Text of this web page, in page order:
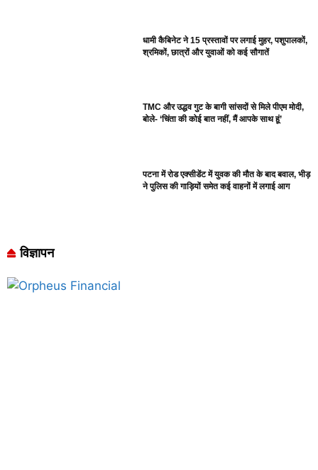
धामी कैबिनेट ने 15 प्रस्तावों पर लगाई मुहर, पशुपालकों,
श्रमिकों, छात्रों और युवाओं को कई सौगातें
TMC और उद्धव गुट के बागी सांसदों से मिले पीएम मोदी,
बोले- ‘चिंता की कोई बात नहीं, मैं आपके साथ हूं’
पटना में रोड एक्सीडेंट में युवक की मौत के बाद बवाल, भीड़
ने पुलिस की गाड़ियों समेत कई वाहनों में लगाई आग
विज्ञापन